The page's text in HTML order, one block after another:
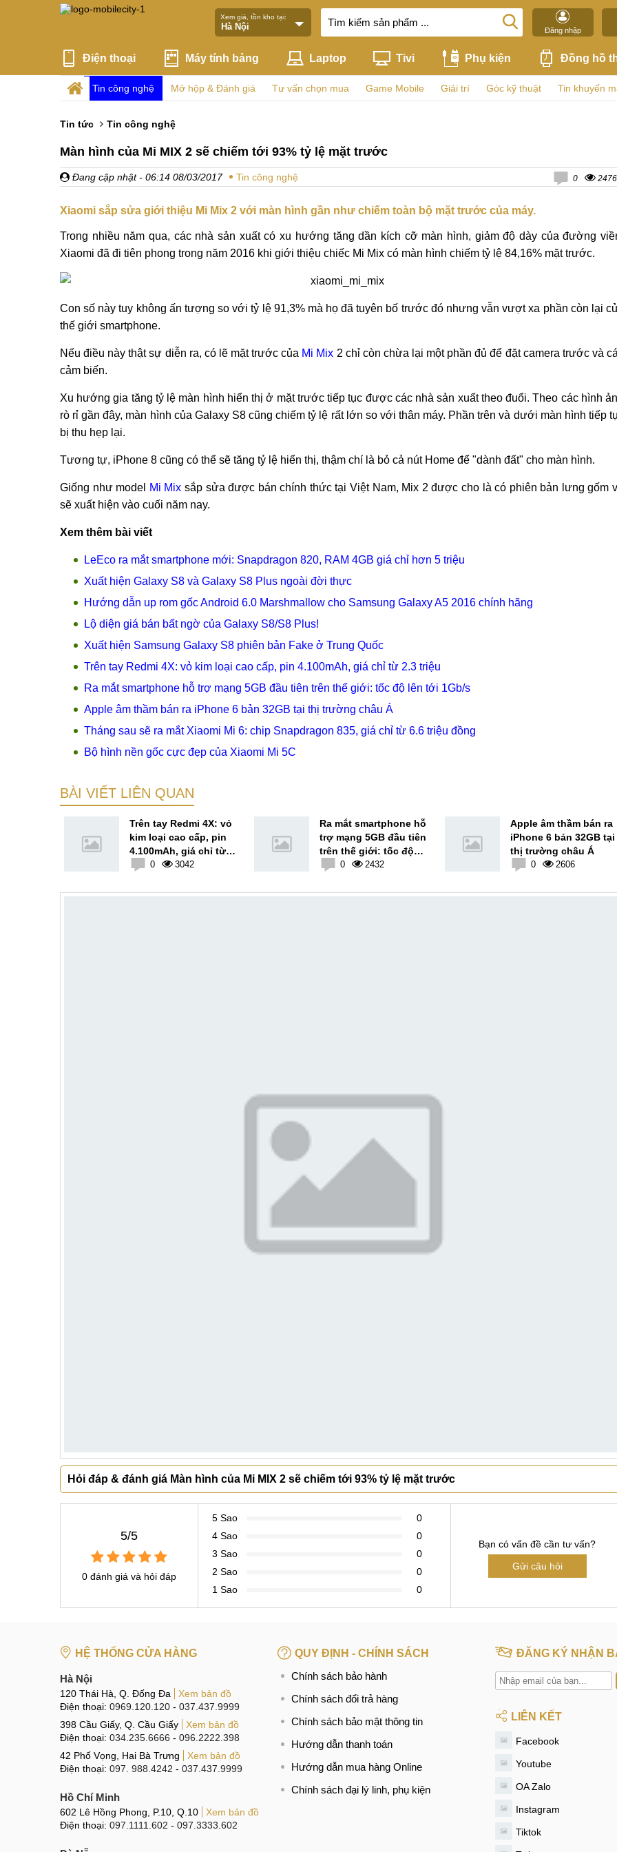
Xem giá, tồn kho tại:
Đăng nhập
Điện thoại Máy tính bảng Laptop Tivi Phụ kiện Đồng hồ
Tin công nghệ Mở hộp & Đánh giá Tư vấn chọn mua Game Mobile Giải trí Góc kỹ thuật Tin khuyến
Tin tức Tin công nghệ
Màn hình của Mi MIX 2 sẽ chiếm tới 93% tỷ lệ mặt trước
Đang cập nhật - 06:14 08/03/2017 Tin công nghệ 0 2476
Xiaomi sắp sửa giới thiệu Mi Mix 2 với màn hình gần như chiếm toàn bộ mặt trước của máy.
Trong nhiều năm qua, các nhà sản xuất có xu hướng tăng dần kích cỡ màn hình, giảm độ dày của đường
Xiaomi đã đi tiên phong trong năm 2016 khi giới thiệu chiếc Mi Mix có màn hình chiếm tỷ lệ 84,16% mặt trước.
Con số này tuy không ấn tượng so với tỷ lệ 91,3% mà họ đã tuyên bố trước đó nhưng vẫn vượt xa phần còn lại
thế giới smartphone.
Nếu điều này thật sự diễn ra, có lẽ mặt trước của Mi Mix 2 chỉ còn chừa lại một phần đủ để đặt camera trước và
cảm biến.
Xu hướng gia tăng tỷ lệ màn hình hiển thị ở mặt trước tiếp tục được các nhà sản xuất theo đuổi. Theo các hình
rò rỉ gần đây, màn hình của Galaxy S8 cũng chiếm tỷ lệ rất lớn so với thân máy. Phần trên và dưới màn hình tiếp
bị thu hẹp lại.
Tương tự, iPhone 8 cũng có thể sẽ tăng tỷ lệ hiển thị, thậm chí là bỏ cả nút Home để "dành đất" cho màn hình.
Giống như model Mi Mix sắp sửa được bán chính thức tại Việt Nam, Mix 2 được cho là có phiên bản lưng gốm
sẽ xuất hiện vào cuối năm nay.
Xem thêm bài viết
LeEco ra mắt smartphone mới: Snapdragon 820, RAM 4GB giá chỉ hơn 5 triệu
Xuất hiện Galaxy S8 và Galaxy S8 Plus ngoài đời thực
Hướng dẫn up rom gốc Android 6.0 Marshmallow cho Samsung Galaxy A5 2016 chính hãng
Lộ diện giá bán bất ngờ của Galaxy S8/S8 Plus!
Xuất hiện Samsung Galaxy S8 phiên bản Fake ở Trung Quốc
Trên tay Redmi 4X: vỏ kim loại cao cấp, pin 4.100mAh, giá chỉ từ 2.3 triệu
Ra mắt smartphone hỗ trợ mạng 5GB đầu tiên trên thế giới: tốc độ lên tới 1Gb/s
Apple âm thầm bán ra iPhone 6 bản 32GB tại thị trường châu Á
Tháng sau sẽ ra mắt Xiaomi Mi 6: chip Snapdragon 835, giá chỉ từ 6.6 triệu đồng
Bộ hình nền gốc cực đẹp của Xiaomi Mi 5C
BÀI VIẾT LIÊN QUAN
Trên tay Redmi 4X: vỏ
kim loại cao cấp, pin
4.100mAh, giá chỉ từ
2.3 triệu
0 3042
Ra mắt smartphone hỗ
trợ mạng 5GB đầu tiên
trên thế giới: tốc độ
lên tới 1Gb/s
0 2432
Apple âm thầm bán ra
iPhone 6 bản 32GB tại
thị trường châu Á
0 2606
Hỏi đáp & đánh giá Màn hình của Mi MIX 2 sẽ chiếm tới 93% tỷ lệ mặt trước
5/5
0 đánh giá và hỏi đáp
5 Sao
0
4 Sao
0
3 Sao
0
2 Sao
0
1 Sao
0
Bạn có vấn đề cần tư vấn?
Gửi câu hỏi
HỆ THỐNG CỬA HÀNG
Hà Nội
120 Thái Hà, Q. Đống Đa
Xem bản đồ
Điện thoại: 0969.120.120 - 037.437.9999
398 Cầu Giấy, Q. Cầu Giấy
Xem bản đồ
Điện thoại: 034.235.6666 - 096.2222.398
42 Phố Vọng, Hai Bà Trưng
Xem bản đồ
Điện thoại: 097. 988.4242 - 037.437.9999
Hồ Chí Minh
602 Lê Hồng Phong, P.10, Q.10
Xem bản đồ
Điện thoại: 097.1111.602 - 097.3333.602
QUY ĐỊNH - CHÍNH SÁCH
Chính sách bảo hành
Chính sách đổi trả hàng
Chính sách bảo mật thông tin
Hướng dẫn thanh toán
Hướng dẫn mua hàng Online
Chính sách đại lý linh, phụ kiện
ĐĂNG KÝ NHẬN
LIÊN KẾT
Facebook
Youtube
OA Zalo
Instagram
Tiktok